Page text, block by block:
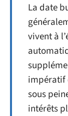
La date
vivent à
impératif
sous
intérêts